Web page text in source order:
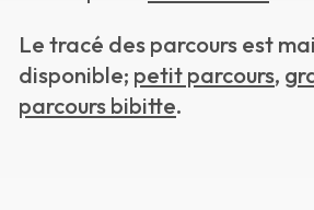
Le tracé des parcours est
disponible; petit parcours,
parcours bibitte.